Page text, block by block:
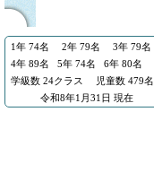
1年 74名 2年 79名 3年 79名
4年 89名 5年 74名 6年 80名
学級数 24クラス 児童数 479名
令和8年1月31日 現在